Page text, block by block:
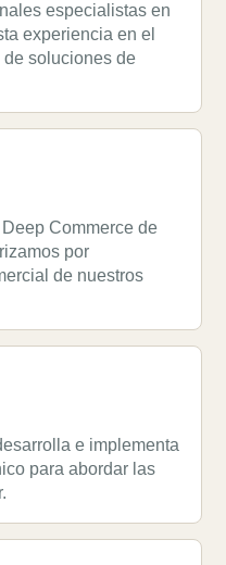
especialistas en
experiencia en el
soluciones de
Commerce de
por
de nuestros
e implementa
para abordar las